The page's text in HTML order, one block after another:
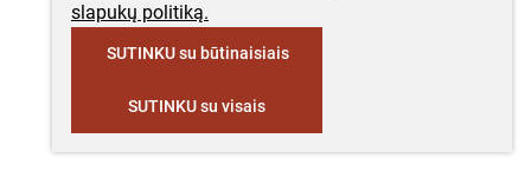
slapukų politiką.
SUTINKU su būtinaisiais
SUTINKU su visais